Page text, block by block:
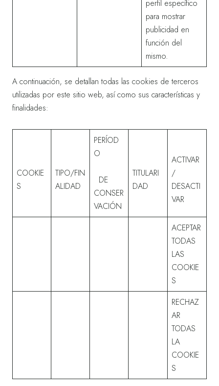
perfil específico
para mostrar
publicidad en
función del
mismo.
A continuación, se detallan todas las cookies de terceros
utilizadas por este sitio web, así como sus características y
finalidades:
COOKIE
S
TIPO/FIN
ALIDAD
PERÍOD
O
DE
CONSER
VACIÓN
TITULARI
DAD
ACTIVAR
/
DESACTI
VAR
ACEPTAR
TODAS
LAS
COOKIE
S
RECHAZ
AR
TODAS
LA
COOKIE
S